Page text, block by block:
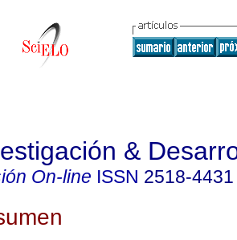
&
On-line ISSN 2518-4431